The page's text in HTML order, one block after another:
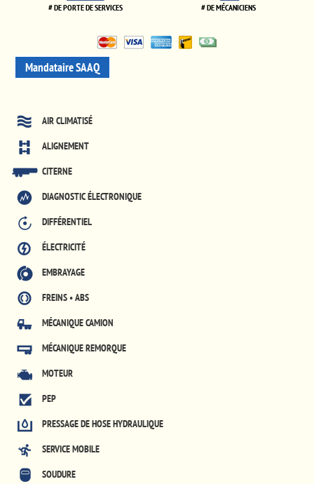
# DE PORTE DE SERVICES # DE MÉCANICIENS
Mandataire SAAQ
AIR CLIMATISÉ
ALIGNEMENT
CITERNE
DIAGNOSTIC ÉLECTRONIQUE
DIFFÉRENTIEL
ÉLECTRICITÉ
EMBRAYAGE
FREINS • ABS
MÉCANIQUE CAMION
MÉCANIQUE REMORQUE
MOTEUR
PEP
PRESSAGE DE HOSE HYDRAULIQUE
SERVICE MOBILE
SOUDURE